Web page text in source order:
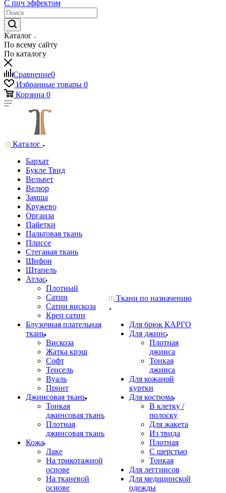
С пич эффектом
Каталог
По всему сайту
По каталогу
Сравнение0
Избранные товары 0
Корзина 0
Каталог
Бархат
Букле Твид
Вельвет
Велюр
Замша
Кружево
Органза
Пайетки
Пальтовая ткань
Плиссе
Стеганая ткань
Шифон
Штапель
Атлас
Плотный
Сатин
Сатин вискоза
Креп сатин
Блузочная плательная
ткань
Вискоза
Жатка крэш
Софт
Тенсель
Вуаль
Принт
Джинсовая ткань
Тонкая
джинсовая ткань
Плотная
джинсовая ткань
Кожа
Лаке
На трикотажной
основе
На тканевой
основе
Ткани по назначению
Для брюк КАРГО
Для джинс
Плотная
джинса
Тонкая
джинса
Для кожаной
куртки
Для костюма
В клетку /
полоску
Для жакета
Из твида
Плотная
С шерстью
Тонкая
Для леггинсов
Для медицинской
одежды